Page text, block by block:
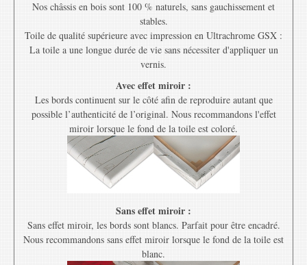
Nos châssis en bois sont 100 % naturels, sans gauchissement et
stables.
Toile de qualité supérieure avec impression en Ultrachrome GSX :
La toile a une longue durée de vie sans nécessiter d'appliquer un
vernis.
Avec effet miroir :
Les bords continuent sur le côté afin de reproduire autant que
possible l’authenticité de l’original. Nous recommandons l'effet
miroir lorsque le fond de la toile est coloré.
Sans effet miroir :
Sans effet miroir, les bords sont blancs. Parfait pour être encadré.
Nous recommandons sans effet miroir lorsque le fond de la toile est
blanc.